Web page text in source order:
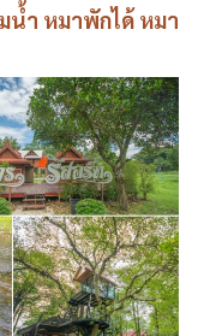
น้ำ หมาพักได้ หมา